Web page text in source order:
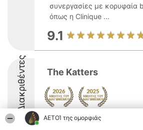
ΑΕΤΟΊ της ομορφιάς
συνεργασίες με κορυφαία
όπως η Clinique ...
9.1
Διακριθέντες The Katters
9.1